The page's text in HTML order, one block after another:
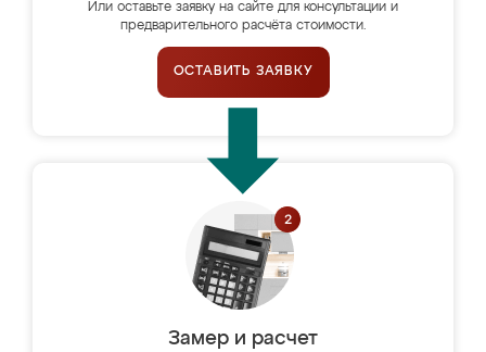
Или оставьте заявку на сайте для консультации и
предварительного расчёта стоимости.
ОСТАВИТЬ ЗАЯВКУ
Замер и расчет